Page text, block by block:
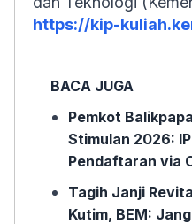
https://kip-
BACA JUGA
Pemkot
Stimulan 2026:
Pendaftaran via
Tagih Janji
Kutim, BEM: